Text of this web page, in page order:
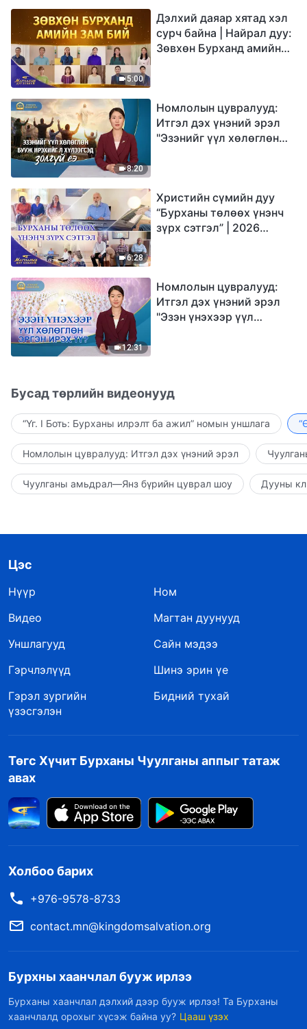
5:00
Дэлхий даяар хятад хэл
сурч байна | Найрал дуу:
Зөвхөн Бурханд амийн
8:20
Номлолын цувралууд:
Итгэл дэх үнэний эрэл
"Эзэнийг үүл хөлөглөн
6:28
Христийн сүмийн дуу
“Бурханы төлөөх үнэнч
зүрх сэтгэл” | 2026
12:31
Номлолын цувралууд:
Итгэл дэх үнэний эрэл
"Эзэн үнэхээр үүл
Бусад төрлийн видеонууд
“Үг. I Боть: Бурханы илрэлт ба ажил” номын уншлага
Номлолын цувралууд: Итгэл дэх үнэний эрэл
Чуулганы амьдрал—Янз бүрийн цуврал шоу Дууны
Цэс
Нүүр
Ном
Видео
Магтан дуунууд
Уншлагууд
Сайн мэдээ
Гэрчлэлүүд
Шинэ эрин үе
Гэрэл зургийн
үзэсгэлэн
Бидний тухай
Төгс Хүчит Бурханы Чуулганы аппыг татаж
авах
Холбоо барих
+976-9578-8733
contact.mn@kingdomsalvation.org
Бурхны хаанчлал бууж ирлээ
Бурханы хаанчлал дэлхий дээр бууж ирлээ! Та Бурханы
хаанчлалд орохыг хүсэж байна уу? Цааш үзэх